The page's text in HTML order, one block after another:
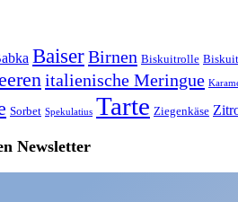
BaiserBirnen Biskuitrolle
italienische Meringue
Sorbet Spekulatius Tarte Ziegenkäse
Newsletter